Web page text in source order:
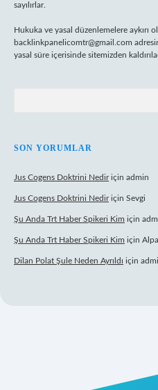
sayılırlar.
Hukuka ve yasal düzenlemelere aykırı
backlinkpanelicomtr@gmail.com
yasal süre içerisinde sitemizden
SON YORUMLAR
Jus Cogens Doktrini Nediriçin admin
Jus Cogens Doktrini Nediriçin Sevgi
Şu Anda Trt Haber Spikeri Kim için
Şu Anda Trt Haber Spikeri Kim için
Dilan Polat Şule Neden Ayrıldı için